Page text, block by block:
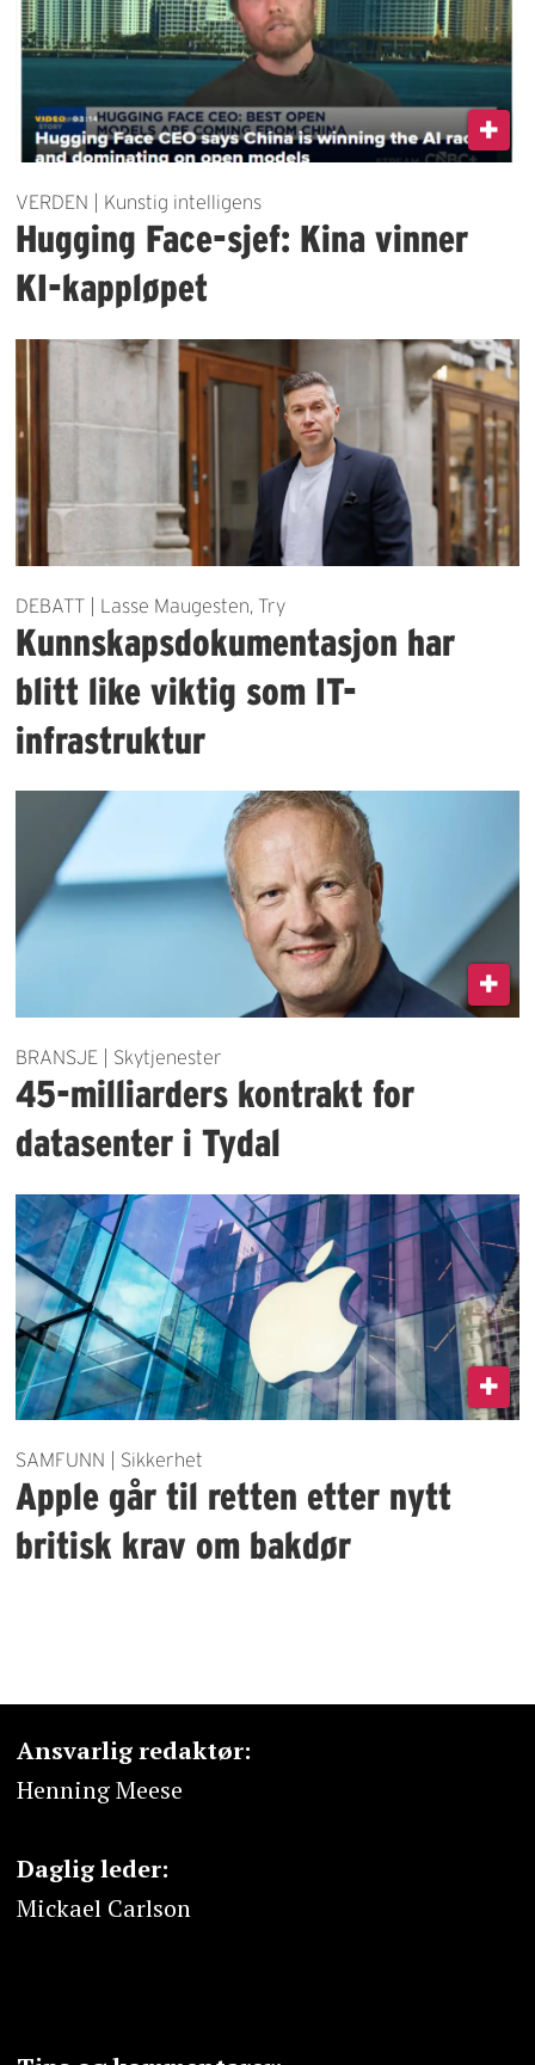
VERDEN | Kunstig intelligens
Hugging Face-sjef: Kina vinner
KI-kappløpet
DEBATT | Lasse Maugesten, Try
Kunnskapsdokumentasjon har
blitt like viktig som IT-
infrastruktur
BRANSJE | Skytjenester
45-milliarders kontrakt for
datasenter i Tydal
SAMFUNN | Sikkerhet
Apple går til retten etter nytt
britisk krav om bakdør
Ansvarlig redaktør:
Henning Meese
Daglig leder:
Mickael Carlson